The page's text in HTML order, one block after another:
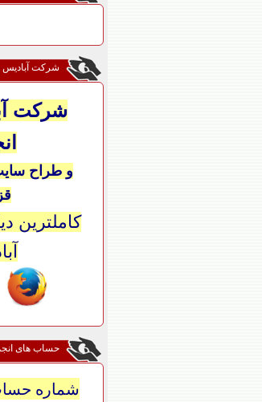
شرکت آبادیس
شرکت
و طراح
کاملترین
حساب های
شماره